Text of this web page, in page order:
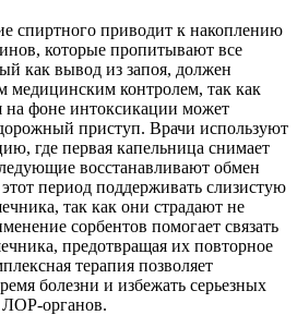
спиртного приводит к накоплению
которые пропитывают все
как вывод из запоя, должен
медицинским контролем, так как
на фоне интоксикации может
приступ. Врачи используют
где первая капельница снимает
восстанавливают обмен
период поддерживать слизистую
так как они страдают не
сорбентов помогает связать
предотвращая их повторное
терапия позволяет
болезни и избежать серьезных
органов.